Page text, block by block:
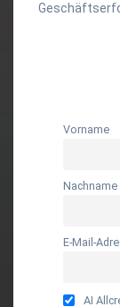
Vorname
Nachname
E-Mail-
AI